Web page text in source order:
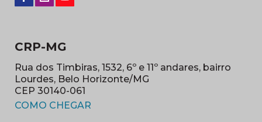
CRP-MG
Rua dos Timbiras, 1532, 6º e 11º andares, bairro
Lourdes, Belo Horizonte/MG
CEP 30140-061
COMO CHEGAR